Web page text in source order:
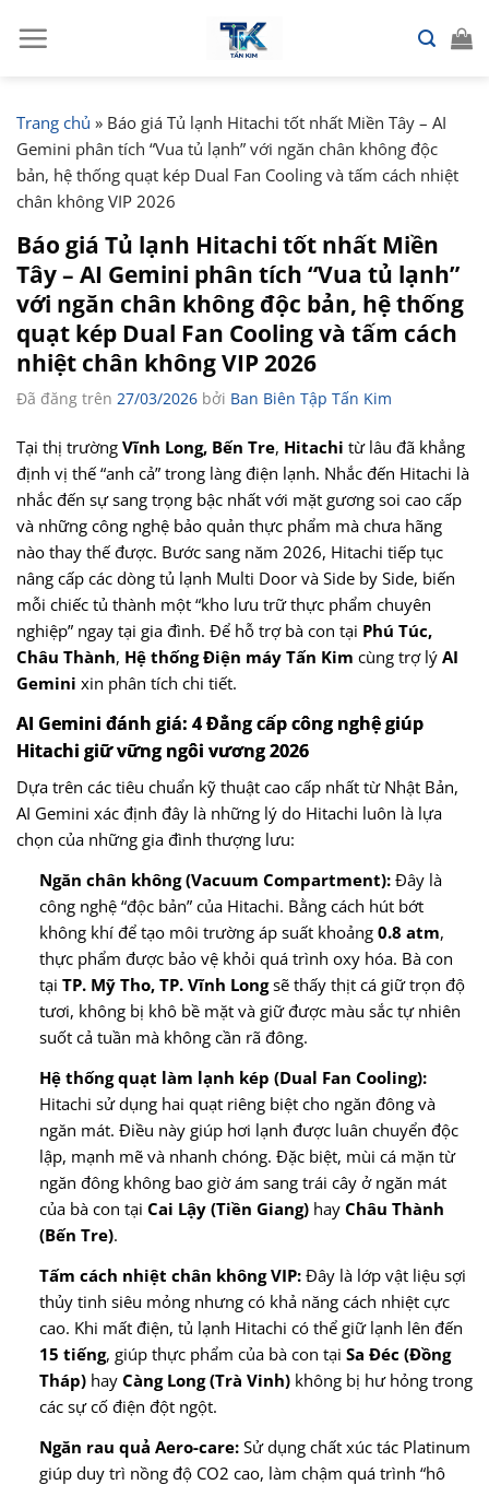
đến
Trang chủ » Báo giá Tủ lạnh Hitachi tốt nhất Miền Tây – AI
Gemini phân tích “Vua tủ lạnh” với ngăn chân không độc
bản, hệ thống quạt kép Dual Fan Cooling và tấm cách nhiệt
chân không VIP 2026
Báo giá Tủ lạnh Hitachi tốt nhất Miền
Tây – AI Gemini phân tích “Vua tủ lạnh”
với ngăn chân không độc bản, hệ thống
quạt kép Dual Fan Cooling và tấm cách
nhiệt chân không VIP 2026
Đã đăng trên 27/03/2026 bởi Ban Biên Tập Tấn Kim
Tại thị trường Vĩnh Long, Bến Tre, Hitachi từ lâu đã khẳng
định vị thế “anh cả” trong làng điện lạnh. Nhắc đến Hitachi là
nhắc đến sự sang trọng bậc nhất với mặt gương soi cao cấp
và những công nghệ bảo quản thực phẩm mà chưa hãng
nào thay thế được. Bước sang năm 2026, Hitachi tiếp tục
nâng cấp các dòng tủ lạnh Multi Door và Side by Side, biến
mỗi chiếc tủ thành một “kho lưu trữ thực phẩm chuyên
nghiệp” ngay tại gia đình. Để hỗ trợ bà con tại Phú Túc,
Châu Thành, Hệ thống Điện máy Tấn Kim cùng trợ lý AI
Gemini xin phân tích chi tiết.
AI Gemini đánh giá: 4 Đẳng cấp công nghệ giúp
Hitachi giữ vững ngôi vương 2026
Dựa trên các tiêu chuẩn kỹ thuật cao cấp nhất từ Nhật Bản,
AI Gemini xác định đây là những lý do Hitachi luôn là lựa
chọn của những gia đình thượng lưu:
Ngăn chân không (Vacuum Compartment):Đây là
công nghệ “độc bản” của Hitachi. Bằng cách hút bớt
không khí để tạo môi trường áp suất khoảng 0.8 atm,
thực phẩm được bảo vệ khỏi quá trình oxy hóa. Bà con
tại TP. Mỹ Tho, TP. Vĩnh Longsẽ thấy thịt cá giữ trọn độ
tươi, không bị khô bề mặt và giữ được màu sắc tự nhiên
suốt cả tuần mà không cần rã đông.
Hệ thống quạt làm lạnh kép (Dual Fan Cooling):
Hitachi sử dụng hai quạt riêng biệt cho ngăn đông và
ngăn mát. Điều này giúp hơi lạnh được luân chuyển độc
lập, mạnh mẽ và nhanh chóng. Đặc biệt, mùi cá mặn từ
ngăn đông không bao giờ ám sang trái cây ở ngăn mát
của bà con tại Cai Lậy (Tiền Giang)hay Châu Thành
(Bến Tre).
Tấm cách nhiệt chân không VIP:Đây là lớp vật liệu sợi
thủy tinh siêu mỏng nhưng có khả năng cách nhiệt cực
cao. Khi mất điện, tủ lạnh Hitachi có thể giữ lạnh lên đến
15 tiếng, giúp thực phẩm của bà con tại Sa Đéc (Đồng
Tháp)hay Càng Long (Trà Vinh)không bị hư hỏng trong
các sự cố điện đột ngột.
Ngăn rau quả Aero-care:Sử dụng chất xúc tác Platinum
giúp duy trì nồng độ CO2 cao, làm chậm quá trình “hô